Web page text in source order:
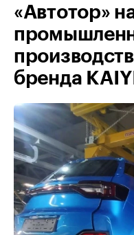
«Автотор»
бренда KAIYI